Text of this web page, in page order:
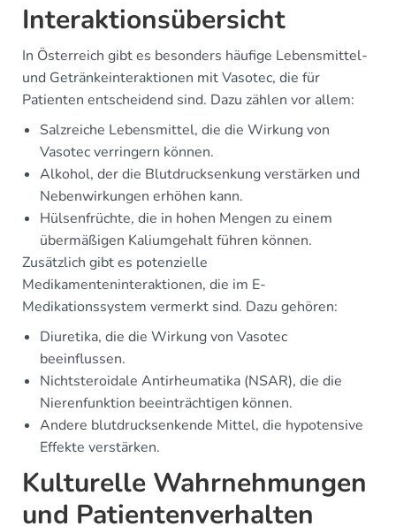
Interaktionsübersicht
In Österreich gibt es besonders häufige Lebensmittel-
und Getränkeinteraktionen mit Vasotec, die für
Patienten entscheidend sind. Dazu zählen vor allem:
Salzreiche Lebensmittel, die die Wirkung von
Vasotec verringern können.
Alkohol, der die Blutdrucksenkung verstärken und
Nebenwirkungen erhöhen kann.
Hülsenfrüchte, die in hohen Mengen zu einem
übermäßigen Kaliumgehalt führen können.
Zusätzlich gibt es potenzielle
Medikamenteninteraktionen, die im E-
Medikationssystem vermerkt sind. Dazu gehören:
Diuretika, die die Wirkung von Vasotec
beeinflussen.
Nichtsteroidale Antirheumatika (NSAR), die die
Nierenfunktion beeinträchtigen können.
Andere blutdrucksenkende Mittel, die hypotensive
Effekte verstärken.
Kulturelle Wahrnehmungen
und Patientenverhalten